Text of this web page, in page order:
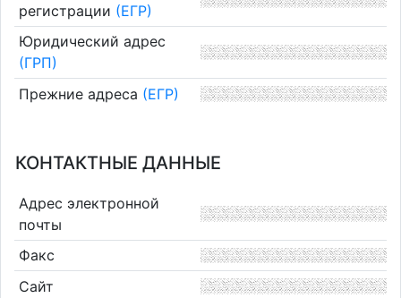
регистрации (ЕГР)
Юридический адрес
(ГРП)
Прежние адреса (ЕГР)
КОНТАКТНЫЕ ДАННЫЕ
Адрес электронной
почты
Факс
Сайт